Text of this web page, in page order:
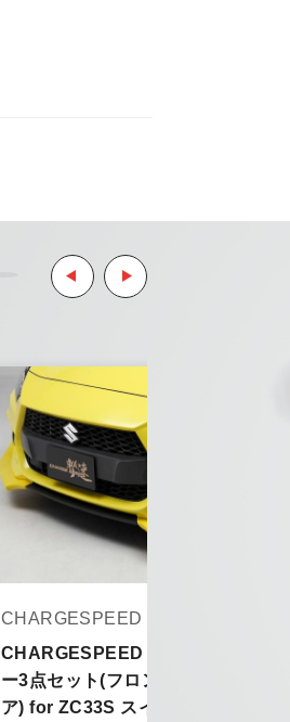
CHARGESPEED
CHARGESPEED アンダースポイラ
ー3点セット(フロント・サイド・リ
ア) for ZC33S スイフトスポーツ